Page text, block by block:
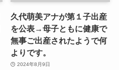
久代萌美アナが第１子出産
を公表→母子ともに健康で
無事ご出産されたようで何
よりです。
2024年8月9日